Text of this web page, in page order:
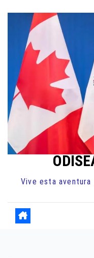
contenido
Vive esta